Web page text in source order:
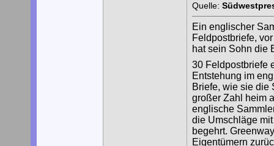
Quelle:
Ein englischer
Feldpostbriefe,
hat sein Sohn die
30 Feldpostbriefe
Entstehung im
Briefe, wie sie die
großer Zahl heim
englische
die Umschläge
begehrt.
Eigentümern